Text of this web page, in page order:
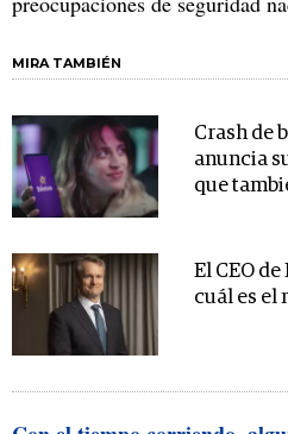
MIRA TAMBIÉN
Crash de
anuncia
que
El CEO
cuál es el